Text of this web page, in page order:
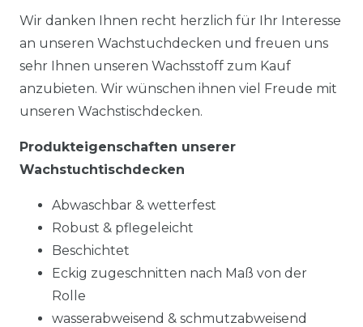
Wir danken Ihnen recht herzlich für Ihr Interesse
an unseren Wachstuchdecken und freuen uns
sehr Ihnen unseren Wachsstoff zum Kauf
anzubieten. Wir wünschen ihnen viel Freude mit
unseren Wachstischdecken.
Produkteigenschaften unserer
Wachstuchtischdecken
Abwaschbar & wetterfest
Robust & pflegeleicht
Beschichtet
Eckig zugeschnitten nach Maß von der
Rolle
wasserabweisend & schmutzabweisend